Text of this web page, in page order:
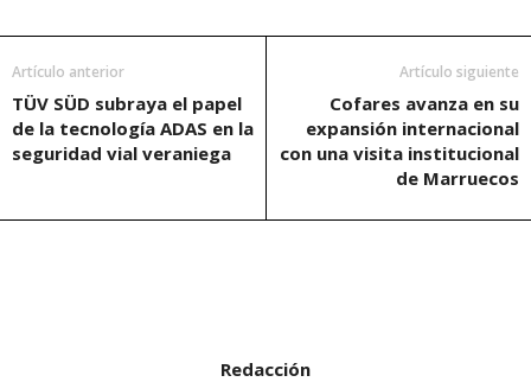
Artículo anterior
TÜV SÜD subraya el papel
de la tecnología ADAS en la
seguridad vial veraniega
Artículo siguiente
Cofares avanza en su
expansión internacional
con una visita institucional
de Marruecos
Redacción